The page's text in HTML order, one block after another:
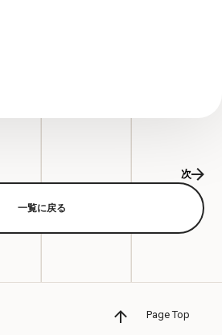
次
一覧に戻る
Page Top